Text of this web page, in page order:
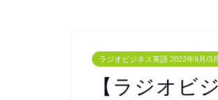
ラジオビジネス英語 2022年9月/3
【ラジオビ